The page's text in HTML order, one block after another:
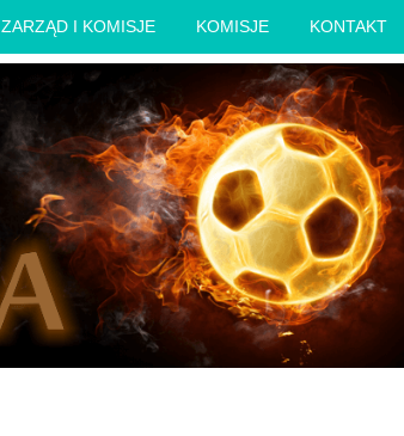
ZARZĄD I KOMISJE KOMISJE KONTAKT